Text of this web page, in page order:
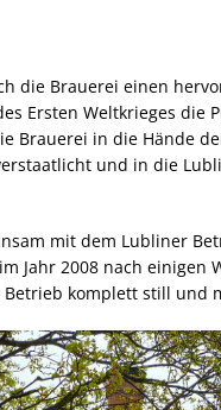
die Brauerei einen
Ersten Weltkrieges die
Brauerei in die Hände
und in die
mit dem Lubliner
Jahr 2008 nach einigen
komplett still und